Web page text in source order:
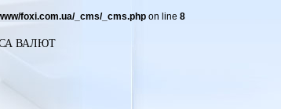
foxi.com.ua/_cms/_cms.php on line 8
ВАЛЮТ